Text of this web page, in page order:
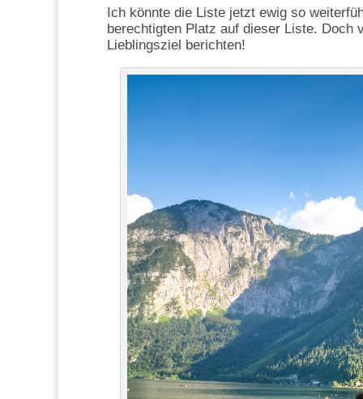
Ich könnte die Liste jetzt ewig so
berechtigten Platz auf dieser Liste. Doch
Lieblingsziel berichten!